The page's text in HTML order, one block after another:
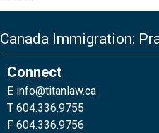
Canada Immigration:
Connect
E info@titanlaw.ca
T 604.336.9755
F 604.336.9756